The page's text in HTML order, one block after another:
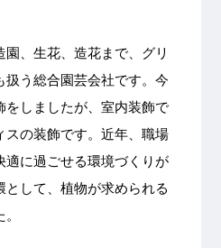
、生花、造花まで、グリ
扱う総合園芸会社です。今
をしましたが、室内装飾で
スの装飾です。近年、職場
適に過ごせる環境づくりが
して、植物が求められる